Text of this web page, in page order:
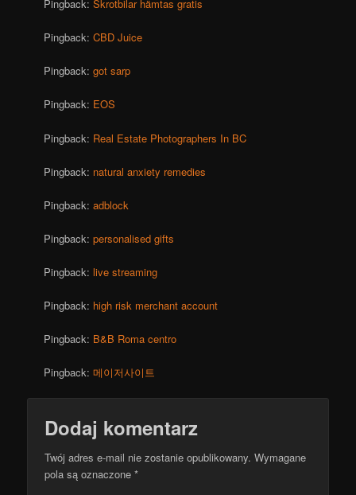
Pingback:Skrotbilar hämtas gratis
Pingback:CBD Juice
Pingback:got sarp
Pingback: EOS
Pingback: Real Estate Photographers In BC
Pingback: natural anxiety remedies
Pingback:adblock
Pingback:personalised gifts
Pingback:live streaming
Pingback: high risk merchant account
Pingback: B&B Roma centro
Pingback:메이저사이트
Dodaj komentarz
Twój adres e-mail nie zostanie opublikowany. Wymagane
pola są oznaczone*